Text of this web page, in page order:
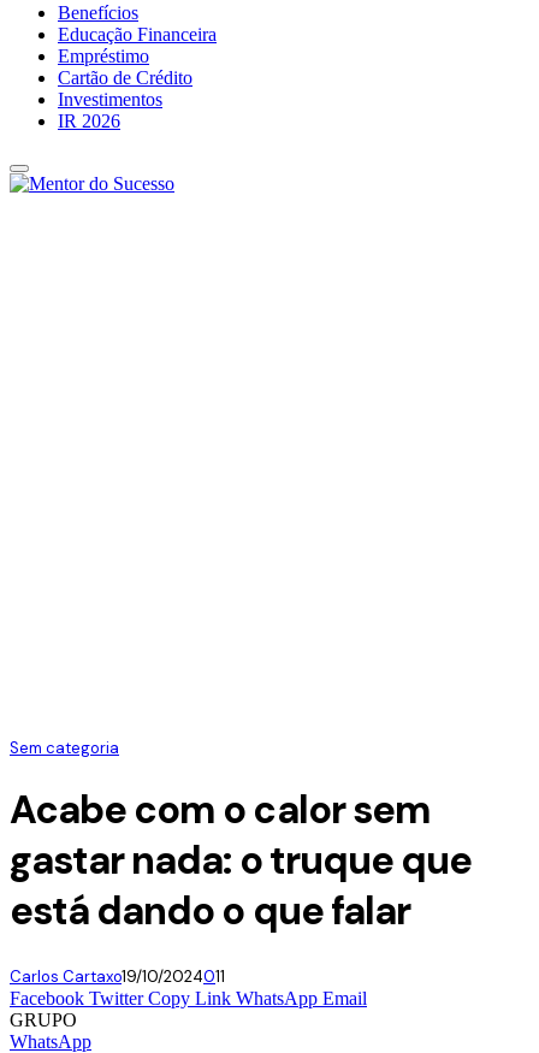
Benefícios
Educação Financeira
Empréstimo
Cartão de Crédito
Investimentos
IR 2026
Sem categoria
Acabe com o calor sem
gastar nada: o truque que
está dando o que falar
Carlos Cartaxo19/10/2024011
Facebook Twitter Copy Link WhatsApp Email
GRUPO
WhatsApp